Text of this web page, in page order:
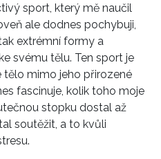
sport, který mě naučil
ale dodnes pochybuji,
extrémní formy a
svému tělu. Ten sport je
mimo jeho přirozené
fascinuje, kolik toho moje
stopku dostal až
soutěžit, a to kvůli